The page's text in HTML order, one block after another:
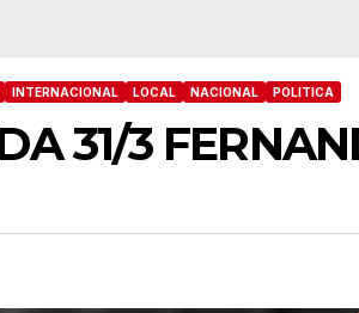
INTERNACIONAL LOCAL NACIONAL POLITICA
31/3